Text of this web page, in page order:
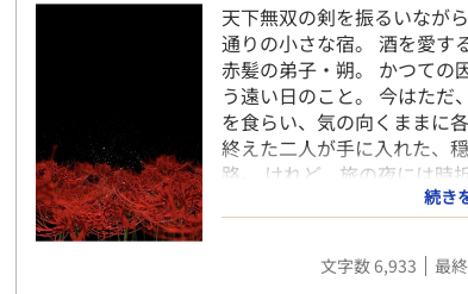
天下無双の剣を振るいなが
通りの小さな宿。 酒を愛す
赤髪の弟子・朔。 かつての
う遠い日のこと。 今はただ
を食らい、気の向くままに
終えた二人が手に入れた、
路。 けれど、旅の夜には
怪」の影が忍び寄る。 弟子
日常を守るため。 二人は再
に斬り裂いていく。 絆と刀
往く師弟のロードムービー
続き
文字数 6,933 最